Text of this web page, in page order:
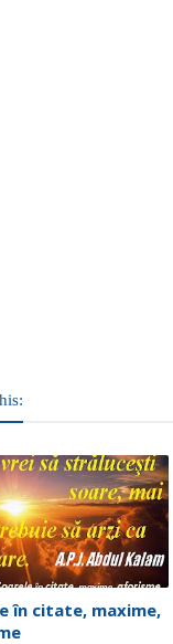
în citate, maxime,